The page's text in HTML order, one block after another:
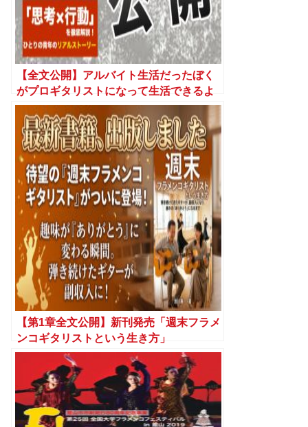
【全文公開】アルバイト生活だったぼく
がプロギタリストになって生活できるよ
うになった話
【第1章全文公開】新刊発売「週末フラメ
ンコギタリストという生き方」